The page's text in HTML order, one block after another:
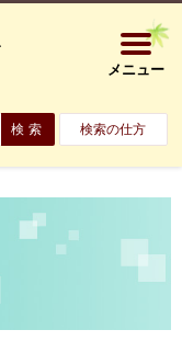
大阪府箕
メニュー
検索の仕方